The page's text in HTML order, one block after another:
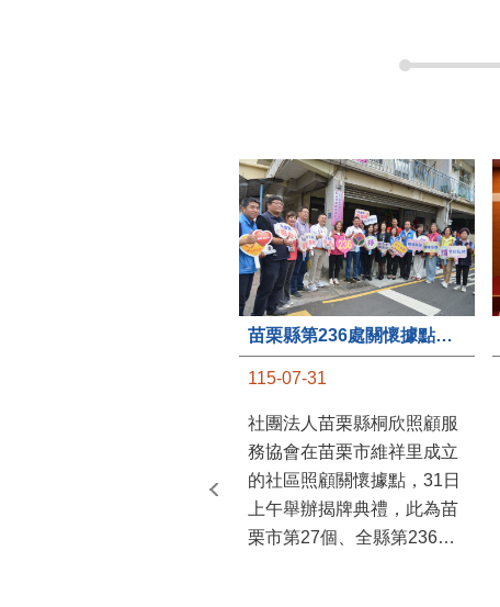
苗栗縣第236處關懷據點在苗栗市維祥里揭牌
115-07-31
社團法人苗栗縣桐欣照顧服
務協會在苗栗市維祥里成立
的社區照顧關懷據點，31日
上午舉辦揭牌典禮，此為苗
栗市第27個、全縣第236處